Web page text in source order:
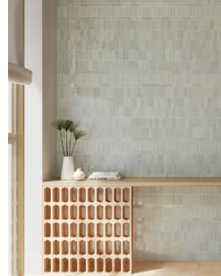
Apsilankykite Apdailos Namų